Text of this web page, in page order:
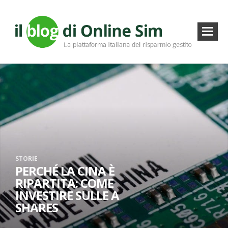
STORIE
PERCHÉ LA CINA È
RIPARTITA: COME
INVESTIRE SULLE A
SHARES